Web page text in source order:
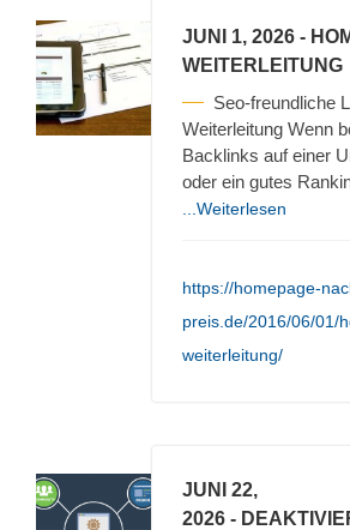
JUNI 1, 2026 -
WEITERLEITUNG
Seo-freundliche
Weiterleitung Wenn
Backlinks auf einer
oder ein gutes
...Weiterlesen
https://homepage-
preis.de/2016/06/01/
weiterleitung/
JUNI 22,
2026 -